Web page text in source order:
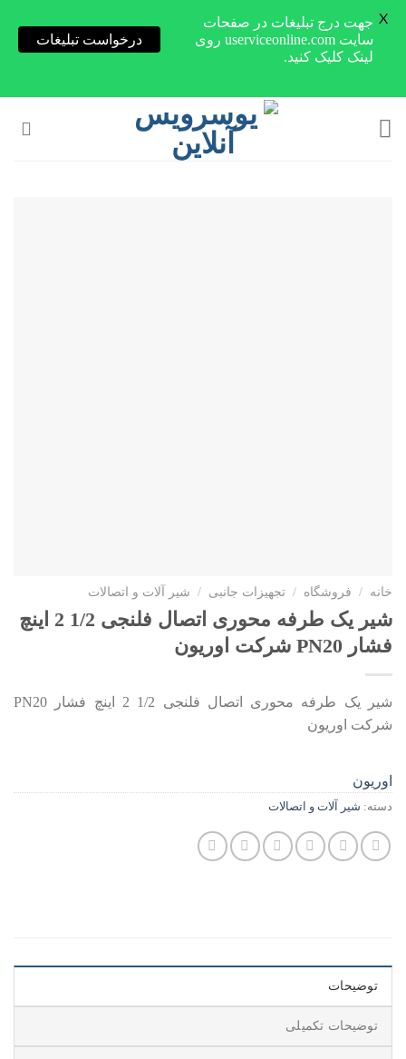
خانه / فروشگاه / تجهیزات جانبی / شیر آلات و اتصالات
شیر یک طرفه محوری اتصال فلنجی 1/2 2 اینچ
فشار PN20 شرکت اوریون
شیر یک طرفه محوری اتصال فلنجی 1/2 2 اینچ فشار PN20
شرکت اوریون
اوریون
دسته: شیر آلات و اتصالات
توضیحات
توضیحات تکمیلی
جهت درج تبلیغات در صفحات
سایت userviceonline.com روی
لینک کلیک کنید.
درخواست تبلیغات
X